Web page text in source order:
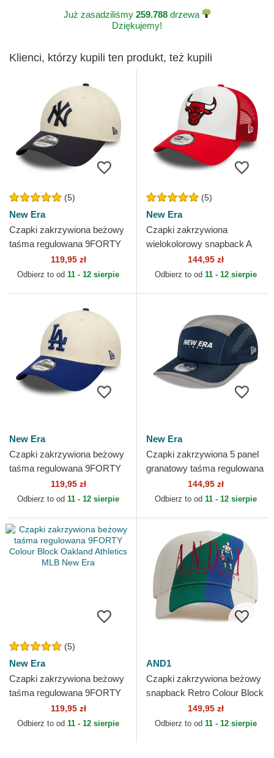
Już zasadziliśmy 259.788drzewa
Dziękujemy!
Klienci, którzy kupili ten produkt, też kupili
(5)
New Era
Czapki zakrzywiona beżowy
taśma regulowana 9FORTY
Colour Block New York
Yankees MLB New Era
119,95 zł
Odbierz to od 11 - 12 sierpie
(5)
New Era
Czapki zakrzywiona
wielokolorowy snapback A
Frame Team Colour Chicago
Bulls NBA New Era
144,95 zł
Odbierz to od 11 - 12 sierpie
New Era
Czapki zakrzywiona beżowy
taśma regulowana 9FORTY
Colour Block Los Angeles
Dodgers MLB New Era
119,95 zł
Odbierz to od 11 - 12 sierpie
New Era
Czapki zakrzywiona 5 panel
granatowy taśma regulowana
Runner Colour Block New
Era
144,95 zł
Odbierz to od 11 - 12 sierpie
(5)
New Era
Czapki zakrzywiona beżowy
taśma regulowana 9FORTY
Colour Block Oakland
Athletics MLB New Era
119,95 zł
Odbierz to od 11 - 12 sierpie
AND1
Czapki zakrzywiona beżowy
snapback Retro Colour Block
149,95 zł
Odbierz to od 11 - 12 sierpie